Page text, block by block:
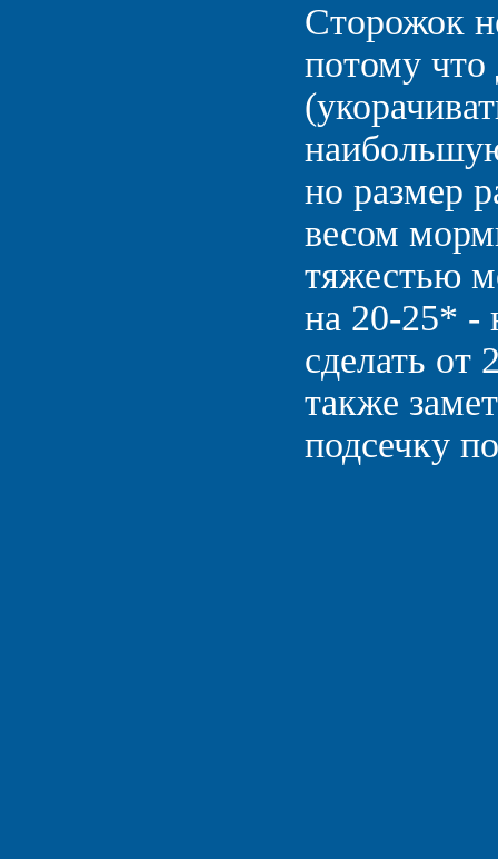
Сторожок
потому что
но размер
весом
тяжестью
на 20-25* -
сделать от
также
подсечку